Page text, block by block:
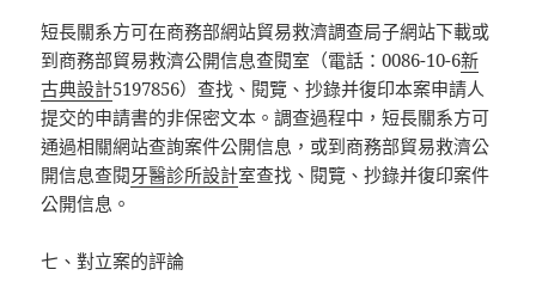
短長關系方可在商務部網站貿易救濟調查局子網站下載或
到商務部貿易救濟公開信息查閱室（電話：0086-10-6新
古典設計5197856）查找、閱覽、抄錄并復印本案申請人
提交的申請書的非保密文本。調查過程中，短長關系方可
通過相關網站查詢案件公開信息，或到商務部貿易救濟公
開信息查閱牙醫診所設計室查找、閱覽、抄錄并復印案件
公開信息。
七、對立案的評論